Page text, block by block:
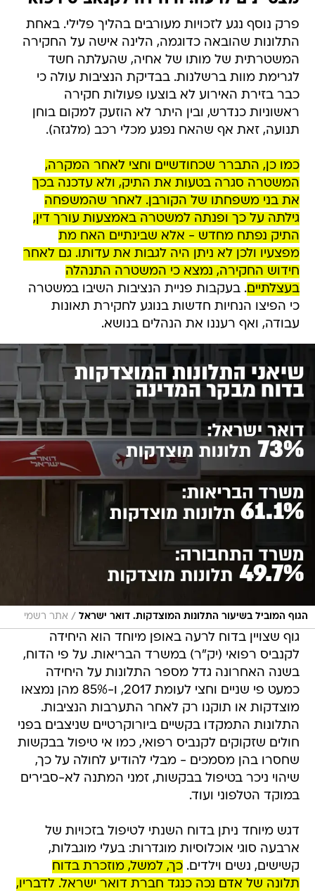
פרק נוסף נגע לזכויות מעורבים בהליך פלילי. באחת
התלונות שהובאה כדוגמה, הלינה אישה על החקירה
המשטרתית של מותו של אחיה, שהעלתה חשד
לגרימת מוות ברשלנות. בבדיקת הנציבות עולה כי
כבר בזירת האירוע לא בוצעו פעולות חקירה
ראשוניות כנדרש, ובין היתר לא הוזעק למקום בוחן
תנועה, זאת אף שהאח נפגע מכלי רכב (מלגזה).
כמו כן, התברר שכחודשיים וחצי לאחר המקרה,
המשטרה סגרה בטעות את התיק, ולא עדכנה בכך
את בני משפחתו של הקורבן. לאחר שהמשפחה
גילתה על כך ופנתה למשטרה באמצעות עורך דין,
התיק נפתח מחדש - אלא שבינתיים האח מת
מפצעיו ולכן לא ניתן היה לגבות את עדותו. גם לאחר
חידוש החקירה, נמצא כי המשטרה התנהלה
בעצלתיים. בעקבות פניית הנציבות השיבו במשטרה
כי הפיצו הנחיות חדשות בנוגע לחקירת תאונות
עבודה, ואף רעננו את הנהלים בנושא.
הגוף המוביל בשיעור התלונות המוצדקות. דואר ישראל / אתר רשמי
גוף שצויין בדוח לרעה באופן מיוחד הוא היחידה
לקנביס רפואי (יק"ר) במשרד הבריאות. על פי הדוח,
בשנה האחרונה גדל מספר התלונות על היחידה
כמעט פי שניים וחצי לעומת 2017, ו-85% מהן נמצאו
מוצדקות או תוקנו רק לאחר התערבות הנציבות.
התלונות התמקדו בקשיים ביורוקרטיים שניצבים בפני
חולים שזקוקים לקנביס רפואי, כמו אי טיפול בבקשות
שחסרו בהן מסמכים - מבלי להודיע לחולה על כך,
שיהוי ניכר בטיפול בבקשות, זמני המתנה לא-סבירים
במוקד הטלפוני ועוד.
דגש מיוחד ניתן בדוח השנתי לטיפול בזכויות של
ארבעה סוגי אוכלוסיות מוגדרות: בעלי מוגבלות,
קשישים, נשים וילדים.כך, למשל, מוזכרת בדוח
תלונה של אדם נכה כנגד חברת דואר ישראל. לדבריו,